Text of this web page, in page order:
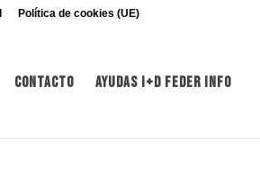
Política de cookies (UE)
Contacto Ayudas I+d FEDER INFO